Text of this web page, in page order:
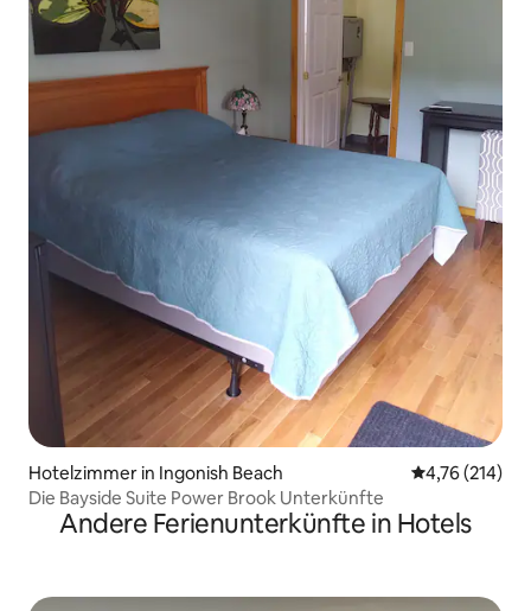
Hotelzimmer in Ingonish Beach
4,76 (214)
Die Bayside Suite Power Brook Unterkünfte
Andere Ferienunterkünfte in Hotels